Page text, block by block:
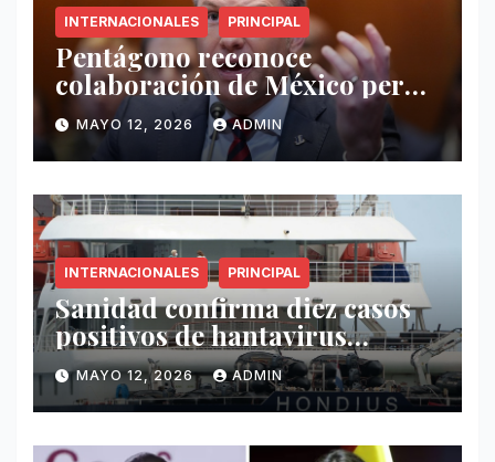
INTERNACIONALES PRINCIPAL
Pentágono reconoce
colaboración de México pero
exige mayor operatividad
antidrogas
MAYO 12, 2026 ADMIN
INTERNACIONALES PRINCIPAL
Sanidad confirma diez casos
positivos de hantavirus
vinculados al crucero MV
Hondius
MAYO 12, 2026 ADMIN